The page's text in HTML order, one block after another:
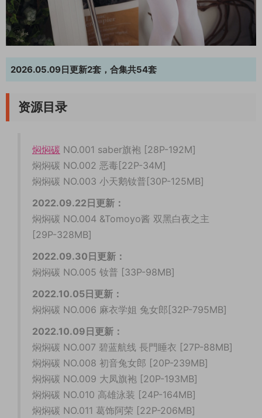
2026.05.09日更新2套，合集共54套
资源目录
焖焖碳 NO.001 saber旗袍 [28P-192M]
焖焖碳 NO.002 恶毒[22P-34M]
焖焖碳 NO.003 小天鹅钕普[30P-125MB]
2022.09.22日更新：
焖焖碳 NO.004 &Tomoyo酱 双黑白夜之主
[29P-328MB]
2022.09.30日更新：
焖焖碳 NO.005 钕普 [33P-98MB]
2022.10.05日更新：
焖焖碳 NO.006 麻衣学姐 兔女郎[32P-795MB]
2022.10.09日更新：
焖焖碳 NO.007 碧蓝航线 長門睡衣 [27P-88MB]
焖焖碳 NO.008 初音兔女郎 [20P-239MB]
焖焖碳 NO.009 大凤旗袍 [20P-193MB]
焖焖碳 NO.010 高雄泳装 [24P-164MB]
焖焖碳 NO.011 葛饰阿荣 [22P-206MB]